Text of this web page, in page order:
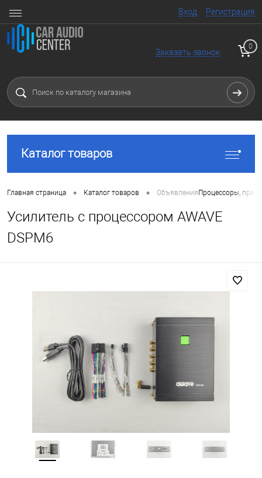
Вход Регистрация
Заказать звонок
0
Каталог товаров
Главная страница • Каталог товаров • ОбъявленияПроцессоры,
Усилитель с процессором AWAVE
DSPM6